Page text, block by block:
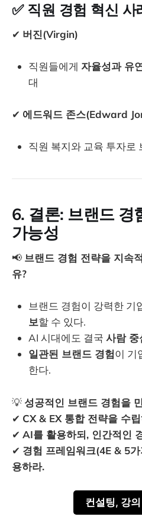
✅ 직원 경험 혁신 사
✔ 버진(Virgin)
직원들에게 자율성과 유
대
✔ 에드워드 존스(Edward
직원 복지와 교육 투자로
6. 결론: 브랜드 경
가능성
📢 브랜드 경험 전략을 지속
유?
브랜드 경험이 강력한 기
보할 수 있다.
AI 시대에도 결국 사람 중
일관된 브랜드 경험이 기
한다.
💡성공적인 브랜드 경험을
✔ CX & EX 통합 전략을 수
✔ AI를 활용하되, 인간적인
✔ 경험 프레임워크(4E & 5
용하라.
컨설팅, 강